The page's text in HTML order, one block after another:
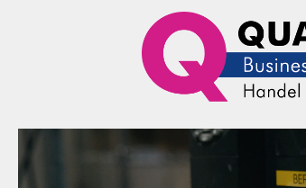
QUAD Computer Consulting GmbH
Business Solutions